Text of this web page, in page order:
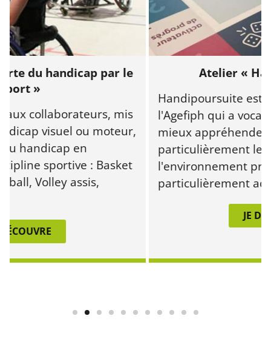
handicap par le
»
collaborateurs, mis
visuel ou moteur,
en
sportive : Basket
Volley assis,
Atelier «
Handipoursuite est un
l'Agefiph qui a vocation
mieux appréhender le
particulièrement le
l'environnement
particulièrement
JE